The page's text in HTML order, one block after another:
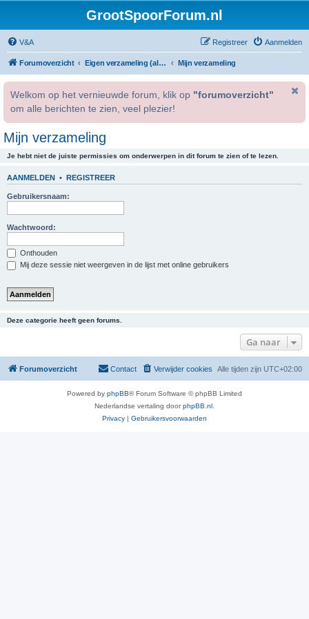
GrootSpoorForum.nl
V&A Aanmelden
Registreer
Forumoverzicht Eigen verzameling (alleen voor geregistreerde gebruikers). Mijn verzameling
Welkom op het vernieuwde forum, klik op "forumoverzicht"
om alle berichten te zien, veel plezier!
Mijn verzameling
Je hebt niet de juiste permissies om onderwerpen in dit forum te zien of te lezen.
AANMELDEN • REGISTREER
Gebruikersnaam:
Wachtwoord:
Onthouden
Mij deze sessie niet weergeven in de lijst met online gebruikers
Deze categorie heeft geen forums.
Ga naar
Forumoverzicht Alle tijden zijn UTC+02:00
Verwijder cookies
Contact
Powered by phpBB® Forum Software © phpBB Limited
Nederlandse vertaling doorphpBB.nl
Privacy | Gebruikersvoorwaarden